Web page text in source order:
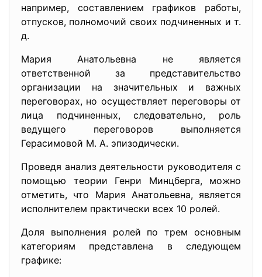
например, составлением графиков работы,
отпусков, полномочий своих подчиненных и т.
д.
Мария Анатольевна не является
ответственной за представительство
организации на значительных и важных
переговорах, но осуществляет переговоры от
лица подчиненных, следовательно, роль
ведущего переговоров выполняется
Герасимовой М. А. эпизодически.
Проведя анализ деятельности руководителя с
помощью теории Генри Минцберга, можно
отметить, что Мария Анатольевна, является
исполнителем практически всех 10 ролей.
Доля выполнения ролей по трем основным
категориям представлена в следующем
графике: